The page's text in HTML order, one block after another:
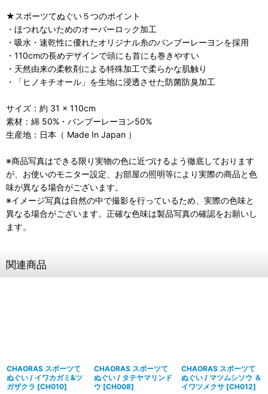
★スポーツてぬぐい５つのポイント
・ほつれないためのオーバーロック加工
・吸水・速乾性に優れたオリジナル糸のバンブーレーヨンを採用
・110cmの長めデザインで頭にも首にも巻きやすい
・天然由来の柔軟剤による特殊加工で柔らかな肌触り
・「ヒノキチオール」を生地に浸透させた防菌防臭加工
サイズ：約 31 × 110cm
素材：綿 50%・バンブーレーヨン50%
生産地：日本（ Made In Japan ）
※商品写真はできる限り実物の色に近づけるよう徹底しております
が、お使いのモニター設定、お部屋の照明等により実際の商品と色
味が異なる場合がございます。
※イメージ写真は自然の中で撮影を行っているため、実際の色味と
異なる場合がございます。正確な色味は製品写真の確認をお願いし
ます。
関連商品
CHAORAS スポーツて
ぬぐい / イワカガミ&ツ
ガザクラ [CH010]
CHAORAS スポーツて
ぬぐい / タテヤマリンド
ウ [CH008]
CHAORAS スポーツて
ぬぐい / マツムシソウ ＆
イワツメクサ [CH012]